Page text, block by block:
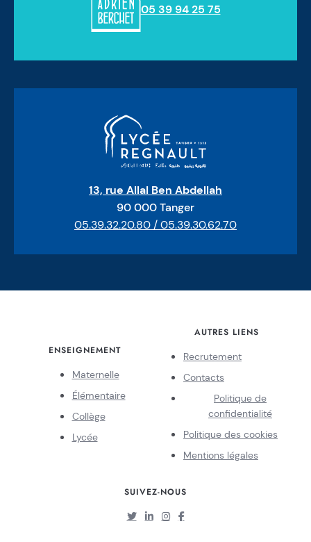
05 39 94 25 75
13, rue Allal Ben Abdellah
90 000 Tanger
05.39.32.20.80 / 05.39.30.62.70
ENSEIGNEMENT
Maternelle
Élémentaire
Collège
Lycée
AUTRES LIENS
Recrutement
Contacts
Politique de
confidentialité
Politique des cookies
Mentions légales
SUIVEZ-NOUS